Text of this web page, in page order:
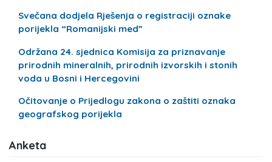
Svečana dodjela Rješenja o registraciji oznake
porijekla “Romanijski med”
Održana 24. sjednica Komisija za priznavanje
prirodnih mineralnih, prirodnih izvorskih i stonih
voda u Bosni i Hercegovini
Očitovanje o Prijedlogu zakona o zaštiti oznaka
geografskog porijekla
Anketa